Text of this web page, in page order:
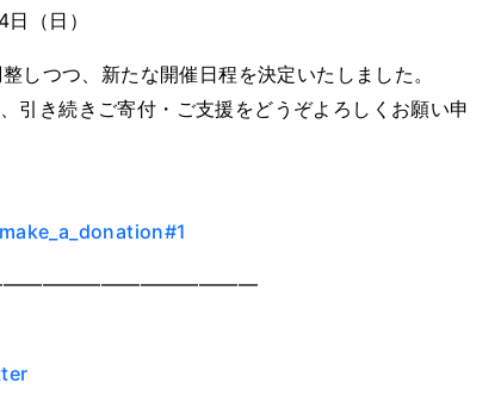
（日）
しつつ、新たな開催日程を決定いたしました。
引き続きご寄付・ご支援をどうぞよろしくお願い申